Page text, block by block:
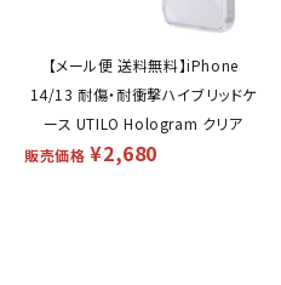
【メール便 送料無料】iPhone
14/13 耐傷・耐衝撃ハイブリッドケ
ース UTILO Hologram クリア
販売価格 ¥2,680